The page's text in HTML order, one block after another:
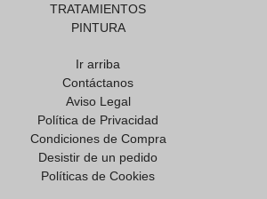
TRATAMIENTOS
PINTURA
Ir arriba
Contáctanos
Aviso Legal
Política de Privacidad
Condiciones de Compra
Desistir de un pedido
Políticas de Cookies